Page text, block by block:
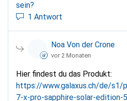
sein?
1 Antwort
Noa Von der Crone
vor 2 Monaten
Hier findest du das Produkt:
https://www.galaxus.ch/de/s1/
7-x-pro-sapphire-solar-edition-